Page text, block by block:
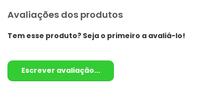
Avaliações dos produtos
Tem esse produto? Seja o primeiro a avaliá-lo!
Escrever avaliação...